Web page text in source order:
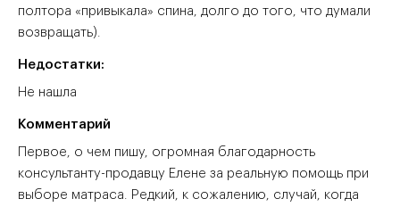
полтора «привыкала» спина, долго до того, что думали
возвращать).
Недостатки:
Не нашла
Комментарий
Первое, о чем пишу, огромная благодарность
консультанту-продавцу Елене за реальную помощь при
выборе матраса. Редкий, к сожалению, случай, когда